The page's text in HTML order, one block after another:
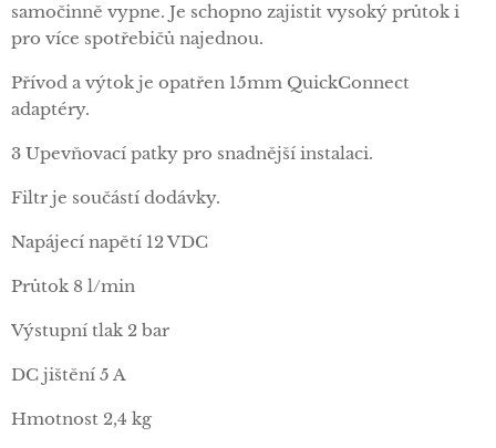
samočinně vypne. Je schopno zajistit vysoký průtok i
pro více spotřebičů najednou.
Přívod a výtok je opatřen 15mm QuickConnect
adaptéry.
3 Upevňovací patky pro snadnější instalaci.
Filtr je součástí dodávky.
Napájecí napětí 12 VDC
Průtok 8 l/min
Výstupní tlak 2 bar
DC jištění 5 A
Hmotnost 2,4 kg